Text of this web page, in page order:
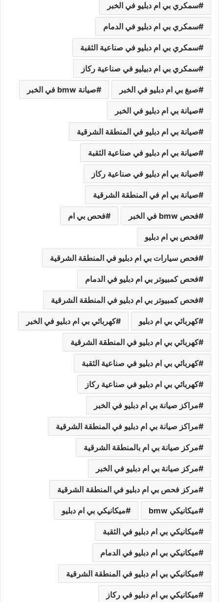
سمكري بي ام دبليو في الخبر
سمكري بي ام دبليو في الدمام
سمكري بي ام دبليو في صناعية الثقبة
سمكري بي ام دبيليو في صناعية ركاز
صبغ بي ام دبليو في الخبر صيانة bmw في الخبر
صيانة بي ام دبليو في الخبر
صيانة بي ام دبليو في المنطقة الشرقية
صيانة بي ام دبليو في صناعية الثقبة
صيانة بي ام دبليو في صناعية ركاز
صيانة بي ام في المنطقة الشرقية
فحص bmw في الخبر فحص بي ام
فحص بي ام دبليو
فحص سيارات بي ام دبليو في المنطقة الشرقية
فحص كمبيوتر بي ام دبليو في الدمام
فحص كمبيوتر بي ام دبليو في المنطقة الشرقية
كهربائي بي ام دبليو كهربائي بي ام دبليو في الخبر
كهربائي بي ام دبليو في المنطقة الشرقية
كهربائي بي ام دبليو في صناعية الثقبة
كهربائي بي ام دبليو في صناعية ركاز
مراكز صيانة بي ام دبليو في الخبر
مراكز صيانة بي ام دبليو في المنطقة الشرقية
مركز صيانة بي ام بالمنطقة الشرقية
مركز صيانة بي ام دبليو في الخبر
مركز فحص بي ام دبليو في المنطقة الشرقية
ميكانيكي bmw ميكانيكي بي ام دبليو
ميكانيكي بي ام دبليو في الثقبة
ميكانيكي بي ام دبليو في الدمام
ميكانيكي بي ام دبليو في المنطقة الشرقية
ميكانيكي بي ام دبليو في ركاز